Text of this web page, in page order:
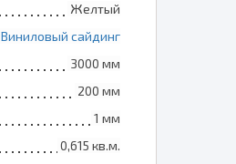
Желтый
Виниловый сайдинг
3000 мм
200 мм
1 мм
0,615 кв.м.